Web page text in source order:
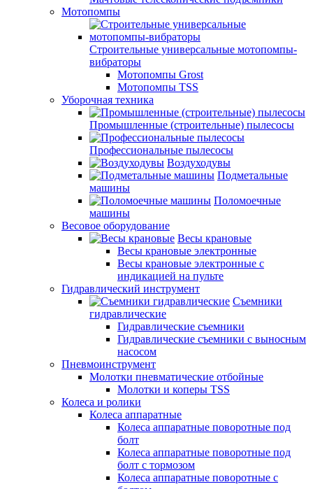
Мотопомпы
Строительные универсальные мотопомпы-
вибраторы
Мотопомпы Grost
Мотопомпы TSS
Уборочная техника
Промышленные (строительные) пылесосы
Профессиональные пылесосы
Воздуходувы
Подметальные
машины
Поломоечные
машины
Весовое оборудование
Весы крановые
Весы крановые электронные
Весы крановые электронные с
индикацией на пульте
Гидравлический инструмент
Съемники
гидравлические
Гидравлические съемники
Гидравлические cъемники с выносным
насосом
Пневмоинструмент
Молотки пневматические отбойные
Молотки и коперы TSS
Колеса и ролики
Колеса аппаратные
Колеса аппаратные поворотные под
болт
Колеса аппаратные поворотные под
болт с тормозом
Колеса аппаратные поворотные с